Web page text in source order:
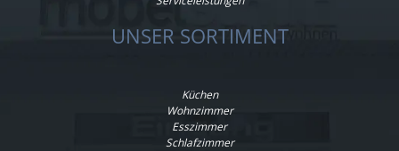
UNSER SORTIMENT
Küchen
Wohnzimmer
Esszimmer
Schlafzimmer